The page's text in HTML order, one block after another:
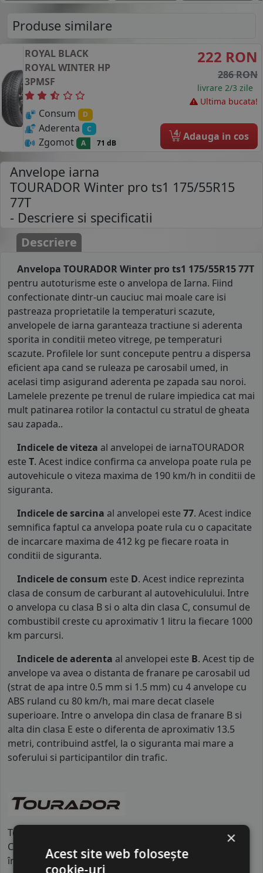
Produse similare
ROYAL BLACK
ROYAL WINTER HP
3PMSF
Consum D
Aderenta C
Zgomot A 71 dB
222 RON
286 RON
livrare 2/3 zile
Ultima bucata!
4 Adauga in cos
Anvelope iarna
TOURADOR Winter pro ts1 175/55R15
77T
- Descriere si specificatii
Descriere
Anvelopa TOURADOR Winter pro ts1 175/55R15 77T
pentru autoturisme este o anvelopa de Iarna. Fiind
confectionate dintr-un cauciuc mai moale care isi
pastreaza proprietatile la temperaturi scazute,
anvelopele de iarna garanteaza tractiune si aderenta
sporita in conditii meteo vitrege, pe temperaturi
scazute. Profilele lor sunt concepute pentru a dispersa
eficient apa cand se ruleaza pe carosabil umed, in
acelasi timp asigurand aderenta pe zapada sau noroi.
Lamelele prezente pe trenul de rulare impiedica cat mai
mult patinarea rotilor la contactul cu stratul de gheata
sau zapada..
Indicele de viteza al anvelopei de iarnaTOURADOR
este T. Acest indice confirma ca anvelopa poate rula pe
autovehicule o viteza maxima de 190 km/h in conditii de
siguranta.
Indicele de sarcina al anvelopei este 77. Acest indice
semnifica faptul ca anvelopa poate rula cu o capacitate
de incarcare maxima de 412 kg pe fiecare roata in
conditii de siguranta.
Indicele de consum este D. Acest indice reprezinta
clasa de consum de carburant al autovehiculului. Intre
o anvelopa cu clasa B si o alta din clasa C, consumul de
combustibil creste cu aproximativ 1 litru la fiecare 1000
km parcursi.
Indicele de aderenta al anvelopei este B. Acest tip de
anvelope va avea o distanta de franare pe carosabil ud
(strat de apa intre 0.5 mm si 1.5 mm) cu 4 anvelope cu
ABS ruland cu 80 km/h, mai mare decat clasele
superioare. Intre o anvelopa din clasa de franare B si
alta din clasa E este o diferenta de aproximativ 13.5
metri, contribuind astfel, la o siguranta mai mare a
soferului si participantilor din trafic.
Tourador este un brand de anvelope provenit din
China, cunoscut pentru produsele sale accesibile și de
înaltă performanță, ce oferă șoferilor o experiență de
×
Acest site web folosește
cookie-uri